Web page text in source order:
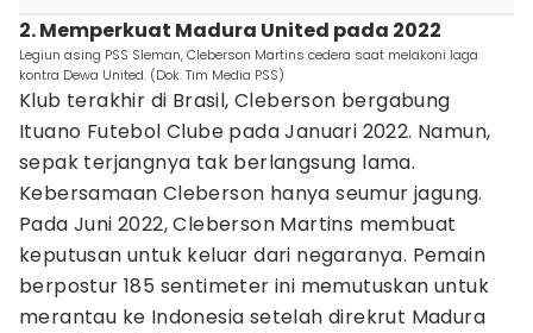
2. Memperkuat Madura United pada 2022
Legiun asing PSS Sleman, Cleberson Martins cedera saat melakoni laga
kontra Dewa United. (Dok. Tim Media PSS)
Klub terakhir di Brasil, Cleberson bergabung
Ituano Futebol Clube pada Januari 2022. Namun,
sepak terjangnya tak berlangsung lama.
Kebersamaan Cleberson hanya seumur jagung.
Pada Juni 2022, Cleberson Martins membuat
keputusan untuk keluar dari negaranya. Pemain
berpostur 185 sentimeter ini memutuskan untuk
merantau ke Indonesia setelah direkrut Madura